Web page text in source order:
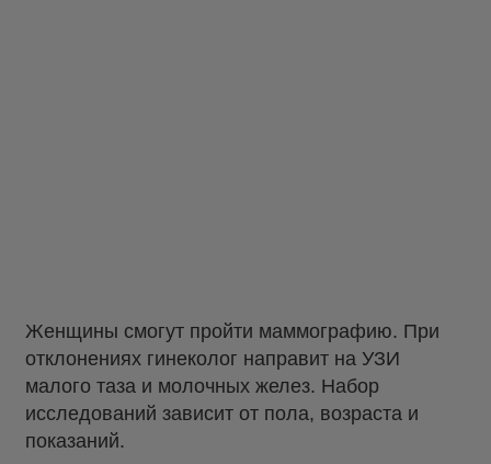
Женщины смогут пройти маммографию. При
отклонениях гинеколог направит на УЗИ
малого таза и молочных желез. Набор
исследований зависит от пола, возраста и
показаний.